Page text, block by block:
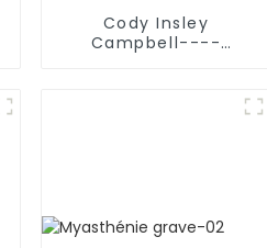
Cody Insley
Campbell----